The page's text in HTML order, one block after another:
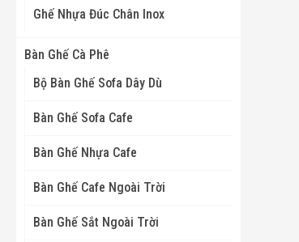
Ghế Nhựa Đúc Chân Inox
Bàn Ghế Cà Phê
Bộ Bàn Ghế Sofa Dây Dù
Bàn Ghế Sofa Cafe
Bàn Ghế Nhựa Cafe
Bàn Ghế Cafe Ngoài Trời
Bàn Ghế Sắt Ngoài Trời